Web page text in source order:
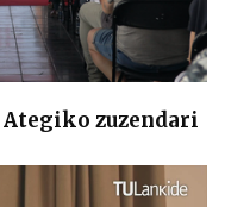
Ategiko zuzendari